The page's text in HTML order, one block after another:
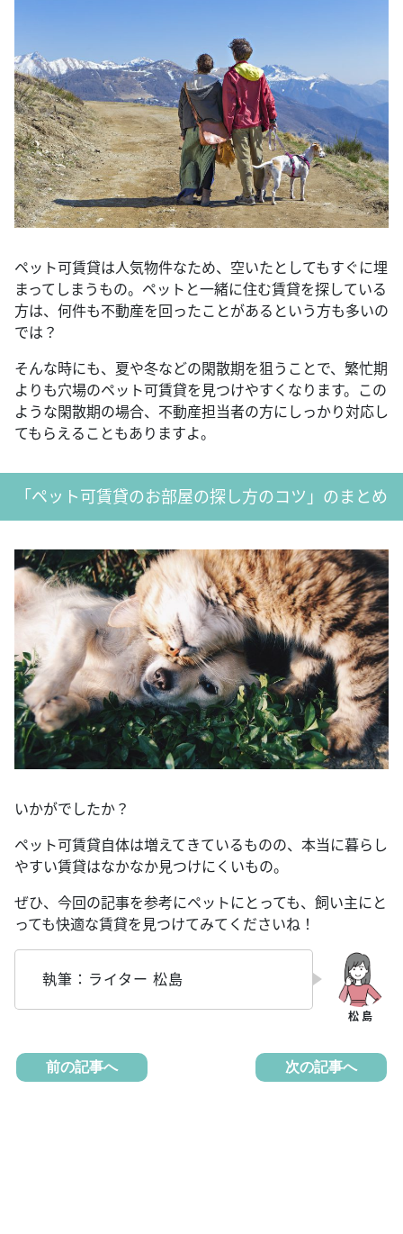
ペット可賃貸は人気物件なため、空いたとしてもすぐに埋
まってしまうもの。ペットと一緒に住む賃貸を探している
方は、何件も不動産を回ったことがあるという方も多いの
では？
そんな時にも、夏や冬などの閑散期を狙うことで、繁忙期
よりも穴場のペット可賃貸を見つけやすくなります。この
ような閑散期の場合、不動産担当者の方にしっかり対応し
てもらえることもありますよ。
「ペット可賃貸のお部屋の探し方のコツ」のまとめ
いかがでしたか？
ペット可賃貸自体は増えてきているものの、本当に暮らし
やすい賃貸はなかなか見つけにくいもの。
ぜひ、今回の記事を参考にペットにとっても、飼い主にと
っても快適な賃貸を見つけてみてくださいね！
執筆：ライター 松島
前の記事へ 次の記事へ